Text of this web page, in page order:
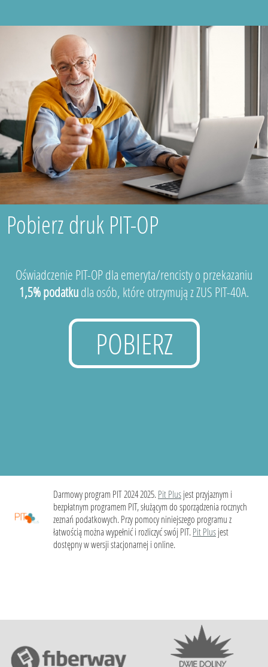
Pobierz druk PIT-OP
Oświadczenie PIT-OP dla emeryta/rencisty o przekazaniu
1,5% podatkudla osób, które otrzymują z ZUS PIT-40A.
POBIERZ
Darmowy program PIT 2024 2025.Pit Plusjest przyjaznym i
bezpłatnym programem PIT, służącym do sporządzenia rocznych
zeznań podatkowych. Przy pomocy niniejszego programu z
łatwością można wypełnić i rozliczyć swój PIT.Pit Plusjest
dostępny w wersji stacjonarnej i online.